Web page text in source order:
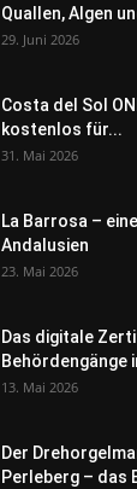
Quallen, Algen
29. Juni 2026
Costa del Sol
kostenlos für...
31. Mai 2026
La Barrosa –
Andalusien
23. Mai 2026
Das digitale
Behördengänge
13. Mai 2026
Der
Perleberg – das